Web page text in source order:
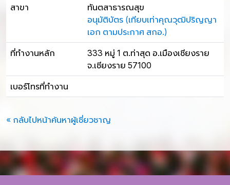
สาขา
ทันตสาธารณสุข
อนุมัติบัตร (เทียบเท่าคุณวุฒิปริญญา
เอก ตามประกาศ สกอ.)
ที่ทำงานหลัก
333 หมู่ 1 ต.ท่าสุด อ.เมืองเชียงราย
จ.เชียงราย 57100
เบอร์โทรที่ทำงาน
« กลับไปหน้าค้นหาผู้เชี่ยวชาญ